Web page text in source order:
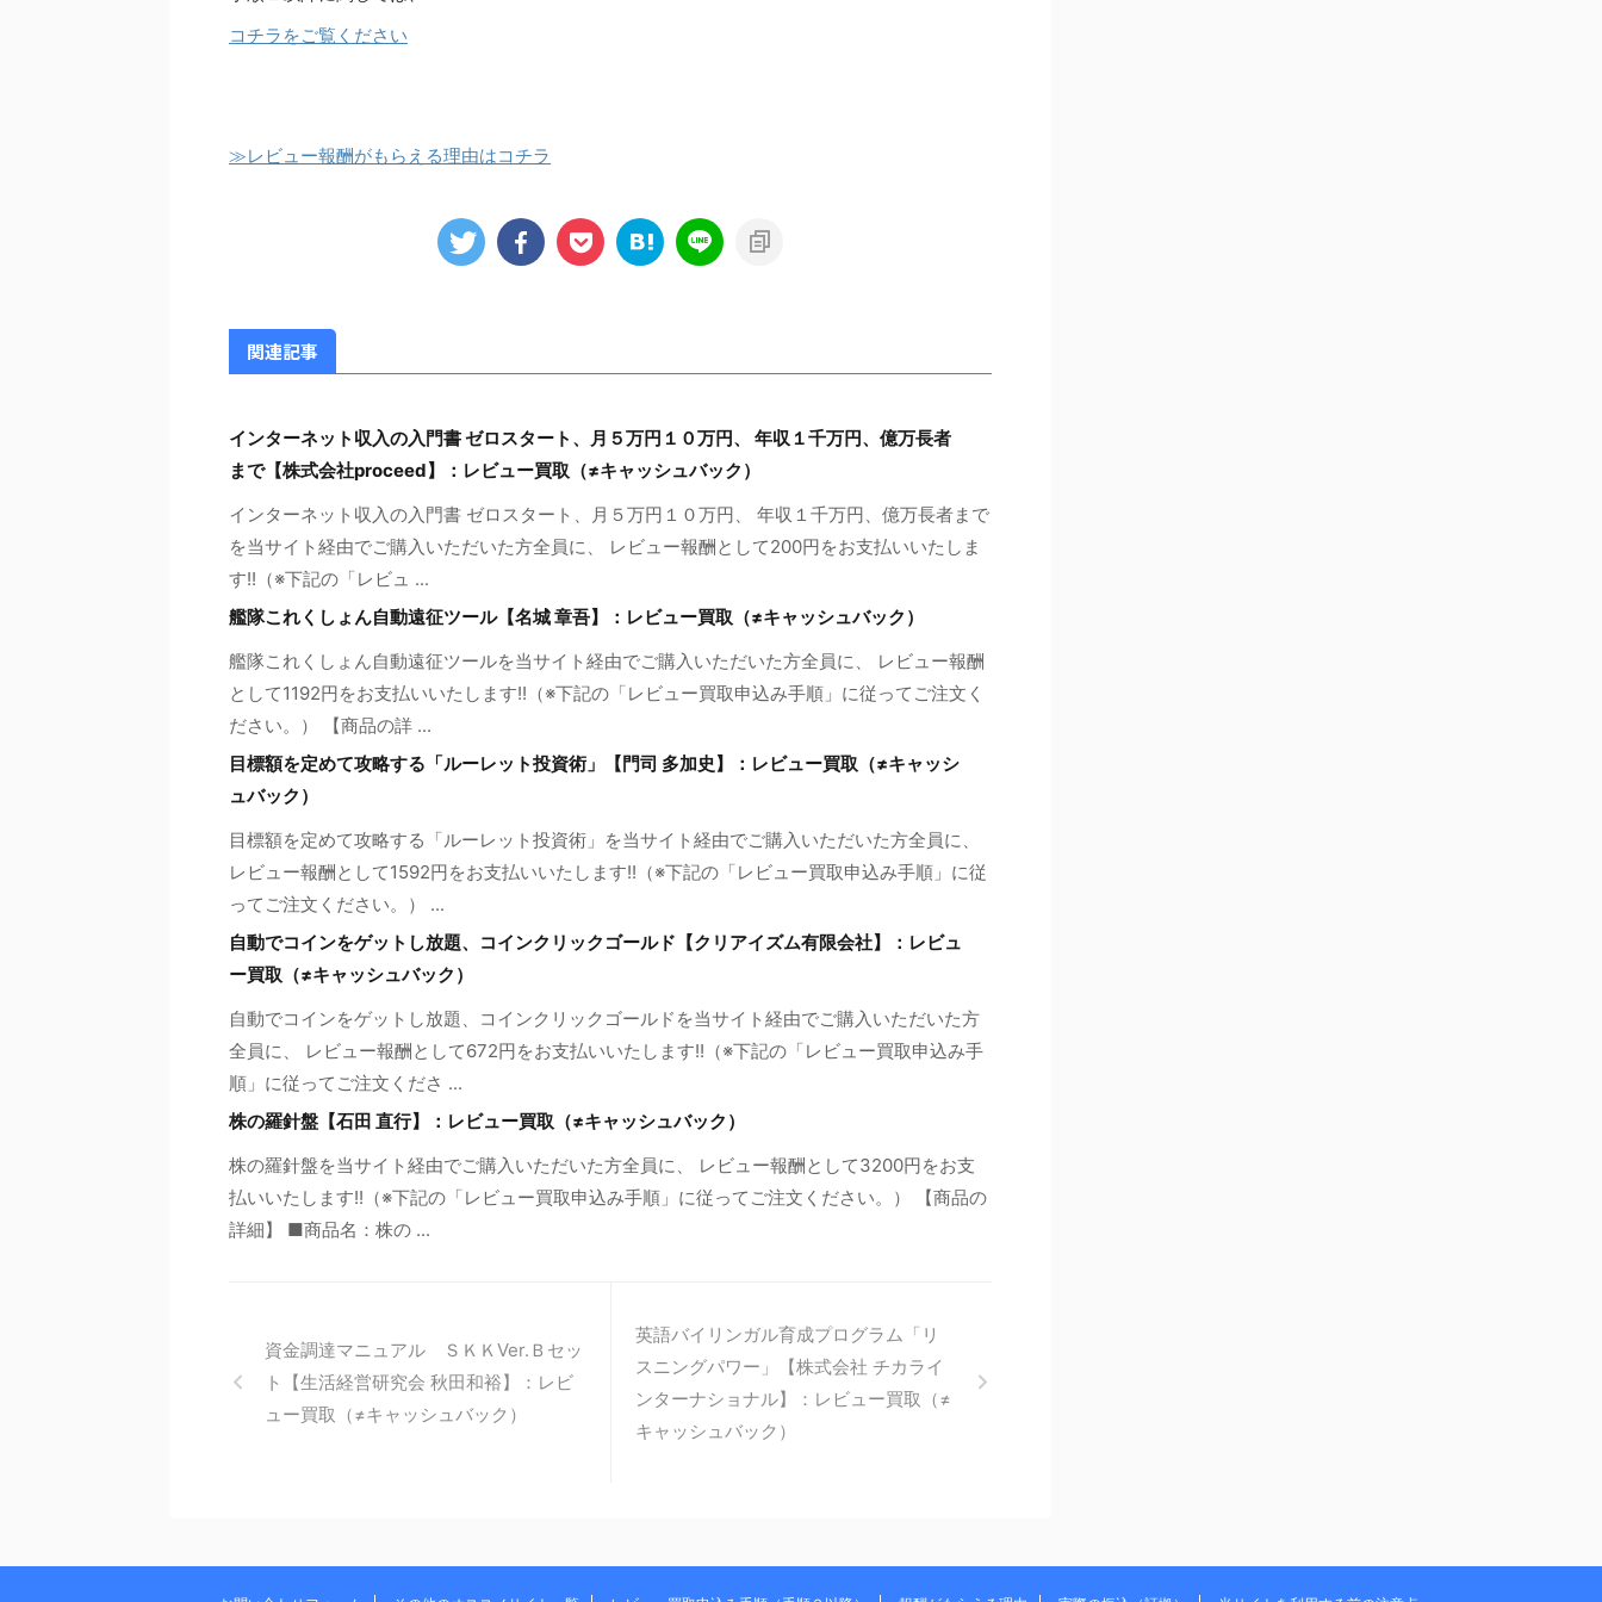
コチラをご覧ください
≫レビュー報酬がもらえる理由はコチラ
関連記事
インターネット収入の入門書 ゼロスタート、月５万円１０万円、 年収１千万円、億万長者
まで【株式会社proceed】：レビュー買取（≠キャッシュバック）
インターネット収入の入門書 ゼロスタート、月５万円１０万円、 年収１千万円、億万長者まで
を当サイト経由でご購入いただいた方全員に、 レビュー報酬として200円をお支払いいたしま
す!!（※下記の「レビュ ...
艦隊これくしょん自動遠征ツール【名城 章吾】：レビュー買取（≠キャッシュバック）
艦隊これくしょん自動遠征ツールを当サイト経由でご購入いただいた方全員に、 レビュー報酬
として1192円をお支払いいたします!!（※下記の「レビュー買取申込み手順」に従ってご注文く
ださい。） 【商品の詳 ...
目標額を定めて攻略する「ルーレット投資術」【門司 多加史】：レビュー買取（≠キャッシ
ュバック）
目標額を定めて攻略する「ルーレット投資術」を当サイト経由でご購入いただいた方全員に、
レビュー報酬として1592円をお支払いいたします!!（※下記の「レビュー買取申込み手順」に従
ってご注文ください。） ...
自動でコインをゲットし放題、コインクリックゴールド【クリアイズム有限会社】：レビュ
ー買取（≠キャッシュバック）
自動でコインをゲットし放題、コインクリックゴールドを当サイト経由でご購入いただいた方
全員に、 レビュー報酬として672円をお支払いいたします!!（※下記の「レビュー買取申込み手
順」に従ってご注文くださ ...
株の羅針盤【石田 直行】：レビュー買取（≠キャッシュバック）
株の羅針盤を当サイト経由でご購入いただいた方全員に、 レビュー報酬として3200円をお支
払いいたします!!（※下記の「レビュー買取申込み手順」に従ってご注文ください。） 【商品の
詳細】 ■商品名：株の ...
資金調達マニュアル ＳＫＫVer.Ｂセッ
ト【生活経営研究会 秋田和裕】：レビ
ュー買取（≠キャッシュバック）
英語バイリンガル育成プログラム「リ
スニングパワー」【株式会社 チカライ
ンターナショナル】：レビュー買取（≠
キャッシュバック）